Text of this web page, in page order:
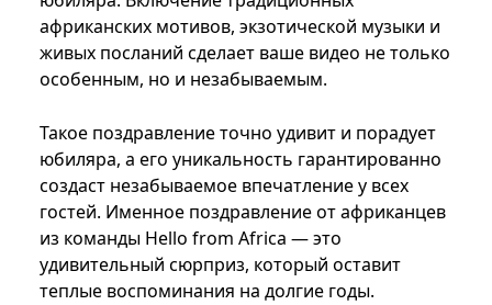
африканских мотивов, экзотической музыки и
живых посланий сделает ваше видео не только
особенным, но и незабываемым.
Такое поздравление точно удивит и порадует
юбиляра, а его уникальность гарантированно
создаст незабываемое впечатление у всех
гостей. Именное поздравление от африканцев
из команды Hello from Africa — это
удивительный сюрприз, который оставит
теплые воспоминания на долгие годы.